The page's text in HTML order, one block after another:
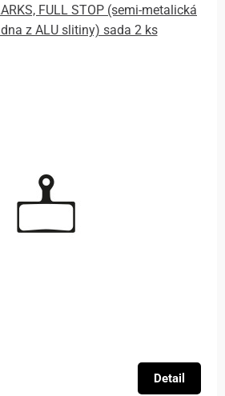
FULL STOP (semi-metalická
z ALU slitiny) sada 2 ks
Detail